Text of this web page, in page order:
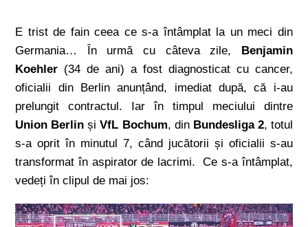
E trist de fain ceea ce s-a întâmplat la un meci din
Germania… În urmă cu câteva zile, Benjamin
Koehler (34 de ani) a fost diagnosticat cu cancer,
oficialii din Berlin anunțând, imediat după, că i-au
prelungit contractul. Iar în timpul meciului dintre
Union Berlin șiVfL Bochum, din Bundesliga 2, totul
s-a oprit în minutul 7, când jucătorii și oficialii s-au
transformat în aspirator de lacrimi. Ce s-a întâmplat,
vedeți în clipul de mai jos: